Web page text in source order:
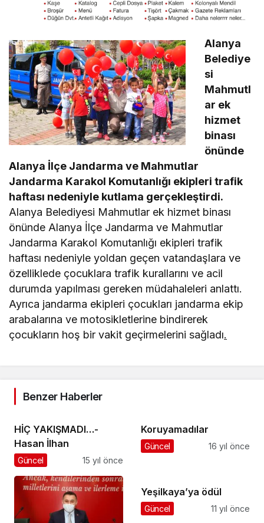
Alanya
Belediye
si
Mahmutl
ar ek
hizmet
binası
önünde
Alanya İlçe Jandarma ve Mahmutlar
Jandarma Karakol Komutanlığı ekipleri trafik
haftası nedeniyle kutlama gerçekleştirdi.
Alanya Belediyesi Mahmutlar ek hizmet binası
önünde Alanya İlçe Jandarma ve Mahmutlar
Jandarma Karakol Komutanlığı ekipleri trafik
haftası nedeniyle yoldan geçen vatandaşlara ve
özelliklede çocuklara trafik kurallarını ve acil
durumda yapılması gereken müdahaleleri anlattı.
Ayrıca jandarma ekipleri çocukları jandarma ekip
arabalarına ve motosikletlerine bindirerek
çocukların hoş bir vakit geçirmelerini sağladı.
Benzer Haberler
HİÇ YAKIŞMADI…-
Hasan İlhan
Güncel 15 yıl önce
Koruyamadılar
Güncel 16 yıl önce
Yeşilkaya’ya ödül
Güncel 11 yıl önce